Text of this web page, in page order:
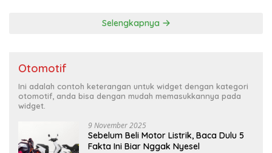
Selengkapnya
Otomotif
Ini adalah contoh keterangan untuk widget dengan kategori
otomotif, anda bisa dengan mudah memasukkannya pada
widget.
9 November 2025
Sebelum Beli Motor Listrik, Baca Dulu 5
Fakta Ini Biar Nggak Nyesel